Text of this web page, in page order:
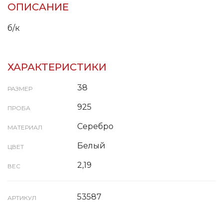
ОПИСАНИЕ
б/к
ХАРАКТЕРИСТИКИ
РАЗМЕР 38
ПРОБА 925
МАТЕРИАЛ Серебро
ЦВЕТ Белый
ВЕС 2,19
АРТИКУЛ 53587